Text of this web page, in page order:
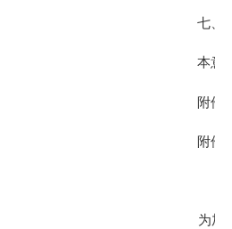
七、其
本意见
附件：
附件
为加强